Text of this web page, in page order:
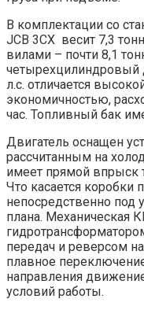
В комплектации со
JCB 3CX весит 7,3
вилами – почти 8,1
четырехцилиндровый
л.с. отличается
экономичностью,
час. Топливный бак
Двигатель оснащен
рассчитанным на
имеет прямой впрыск
Что касается коробки
непосредственно под
плана. Механическая
передач и реверсом
плавное
направления
условий работы.